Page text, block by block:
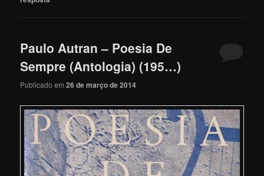
Paulo Autran – Poesia De
Sempre (Antologia) (195…)
Publicado em26 de março de 2014